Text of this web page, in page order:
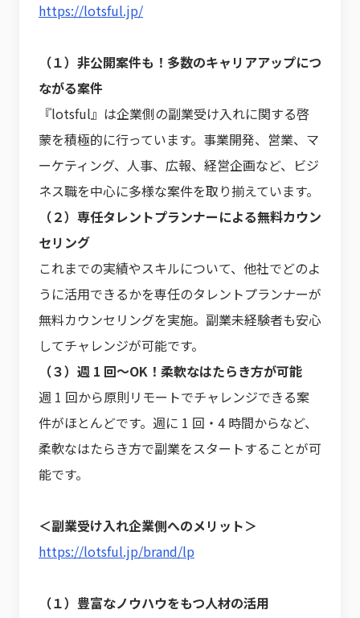
https://lotsful.jp/
（１）非公開案件も！多数のキャリアアップにつ
ながる案件
『lotsful』は企業側の副業受け入れに関する啓
蒙を積極的に行っています。事業開発、営業、マ
ーケティング、人事、広報、経営企画など、ビジ
ネス職を中心に多様な案件を取り揃えています。
（２）専任タレントプランナーによる無料カウン
セリング
これまでの実績やスキルについて、他社でどのよ
うに活用できるかを専任のタレントプランナーが
無料カウンセリングを実施。副業未経験者も安心
してチャレンジが可能です。
（３）週 1 回〜OK！柔軟なはたらき方が可能
週 1 回から原則リモートでチャレンジできる案
件がほとんどです。週に 1 回・4 時間からなど、
柔軟なはたらき方で副業をスタートすることが可
能です。
＜副業受け入れ企業側へのメリット＞
https://lotsful.jp/brand/lp
（１）豊富なノウハウをもつ人材の活用